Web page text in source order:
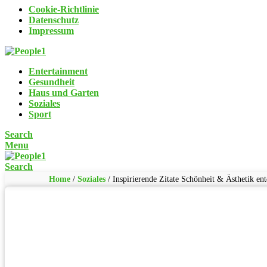
Cookie-Richtlinie
Datenschutz
Impressum
Entertainment
Gesundheit
Haus und Garten
Soziales
Sport
Search
Menu
Search
Home / Soziales / Inspirierende Zitate Schönheit & Ästhetik